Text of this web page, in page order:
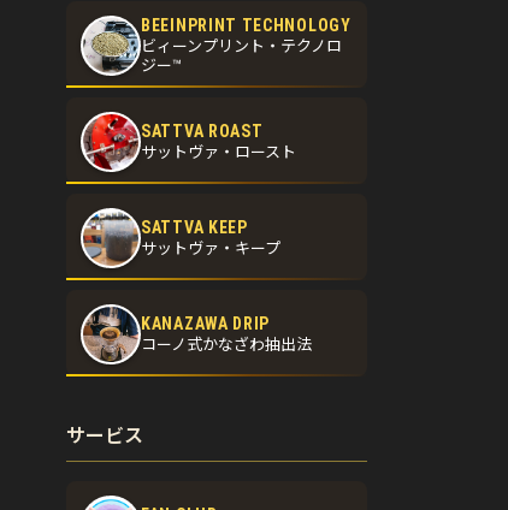
BEEINPRINT TECHNOLOGY
ビィーンプリント・テクノロ
ジー™
SATTVA ROAST
サットヴァ・ロースト
SATTVA KEEP
サットヴァ・キープ
KANAZAWA DRIP
コーノ式かなざわ抽出法
サービス